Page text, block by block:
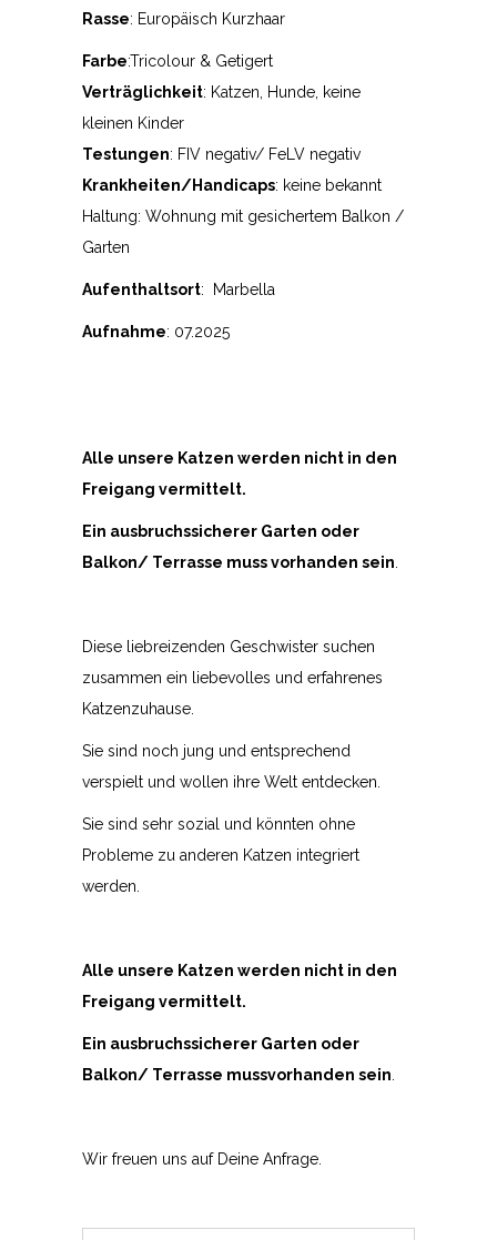
Rasse: Europäisch Kurzhaar
Farbe:Tricolour & Getigert
Verträglichkeit: Katzen, Hunde, keine
kleinen Kinder
Testungen: FIV negativ/ FeLV negativ
Krankheiten/Handicaps: keine bekannt
Haltung: Wohnung mit gesichertem Balkon /
Garten
Aufenthaltsort: Marbella
Aufnahme: 07.2025
Alle unsere Katzen werden nicht in den
Freigang vermittelt.
Ein ausbruchssicherer Garten oder
Balkon/ Terrasse muss vorhanden sein
Diese liebreizenden Geschwister suchen
zusammen ein liebevolles und erfahrenes
Katzenzuhause.
Sie sind noch jung und entsprechend
verspielt und wollen ihre Welt entdecken.
Sie sind sehr sozial und könnten ohne
Probleme zu anderen Katzen integriert
werden.
Alle unsere Katzen werden nicht in den
Freigang vermittelt.
Ein ausbruchssicherer Garten oder
Balkon/ Terrasse mussvorhanden sein
Wir freuen uns auf Deine Anfrage.